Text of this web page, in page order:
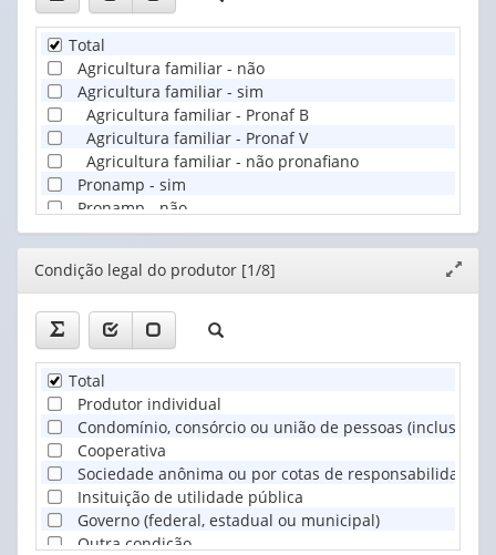
Total
Agricultura familiar - não
Agricultura familiar - sim
Agricultura familiar - Pronaf B
Agricultura familiar - Pronaf V
Agricultura familiar - não pronafiano
Pronamp - sim
Pronamp - não
Editor
janela
Condição legal do produtor [1/8]
Total
Produtor individual
Condomínio, consórcio ou união de pessoas (inclusive
Cooperativa
Sociedade anônima ou por cotas de responsabilidade
Insituição de utilidade pública
Governo (federal, estadual ou municipal)
Outra condição